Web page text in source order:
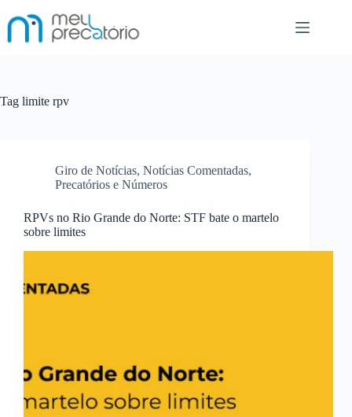
para
Tag limite rpv
Giro de Notícias, Notícias Comentadas,
Precatórios e Números
RPVs no Rio Grande do Norte: STF bate o martelo
sobre limites